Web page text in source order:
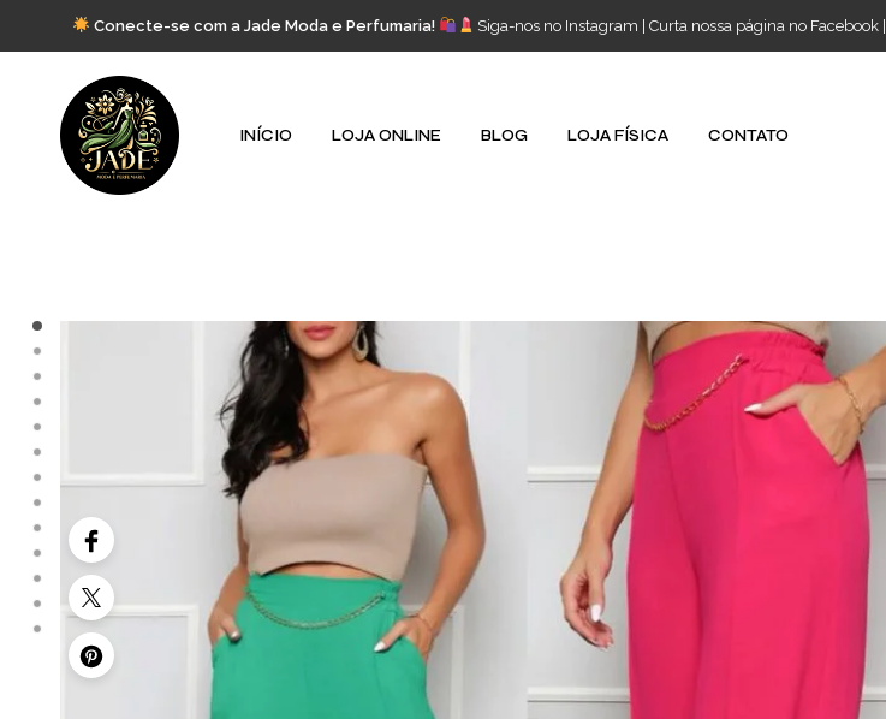
Conecte-se com a Jade Moda e Perfumaria! Siga-nos no Instagram |Curta nossa página no Facebook
INÍCIO LOJA ONLINE BLOG LOJA FÍSICA CONTATO